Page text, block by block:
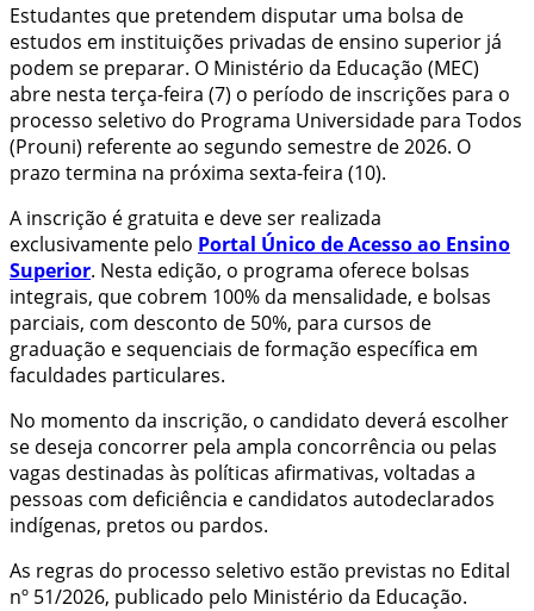
Estudantes que pretendem disputar uma bolsa de
estudos em instituições privadas de ensino superior já
podem se preparar. O Ministério da Educação (MEC)
abre nesta terça-feira (7) o período de inscrições para o
processo seletivo do Programa Universidade para Todos
(Prouni) referente ao segundo semestre de 2026. O
prazo termina na próxima sexta-feira (10).
A inscrição é gratuita e deve ser realizada
exclusivamente pelo Portal Único de Acesso ao Ensino
Superior. Nesta edição, o programa oferece bolsas
integrais, que cobrem 100% da mensalidade, e bolsas
parciais, com desconto de 50%, para cursos de
graduação e sequenciais de formação específica em
faculdades particulares.
No momento da inscrição, o candidato deverá escolher
se deseja concorrer pela ampla concorrência ou pelas
vagas destinadas às políticas afirmativas, voltadas a
pessoas com deficiência e candidatos autodeclarados
indígenas, pretos ou pardos.
As regras do processo seletivo estão previstas no Edital
nº 51/2026, publicado pelo Ministério da Educação.